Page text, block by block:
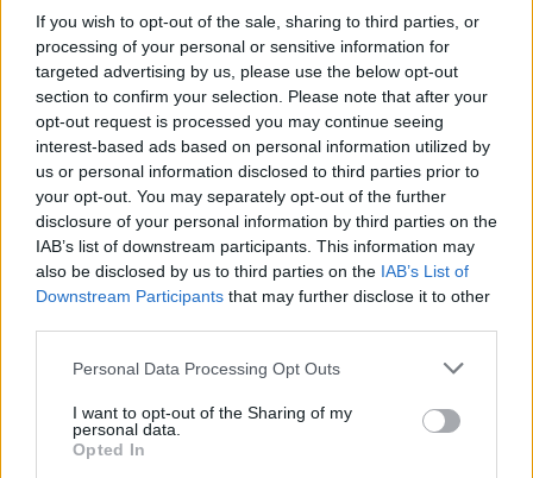
If you wish to opt-out of the sale, sharing to third parties, or
processing of your personal or sensitive information for
targeted advertising by us, please use the below opt-out
section to confirm your selection. Please note that after your
opt-out request is processed you may continue seeing
interest-based ads based on personal information utilized by
us or personal information disclosed to third parties prior to
your opt-out. You may separately opt-out of the further
disclosure of your personal information by third parties on the
IAB’s list of downstream participants. This information may
also be disclosed by us to third parties on the IAB’s List of
Downstream Participants that may further disclose it to other
Personal Data Processing Opt Outs
I want to opt-out of the Sharing of my
personal data.
Opted In
ΔΙΕΘΝΗ 11.03.2026 21:47
PARAPOLITIKA NEWSROOM
HΠΑ: Ηχηρή προειδοποίηση FBI για
πιθανές επιθέσεις του Ιράν στην
Καλιφόρνια
Εγγραφή στο newsletter
Αποδέχομαι τους